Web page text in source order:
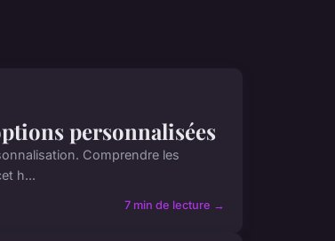
personnalisées
Comprendre les
h...
7 min de lecture →